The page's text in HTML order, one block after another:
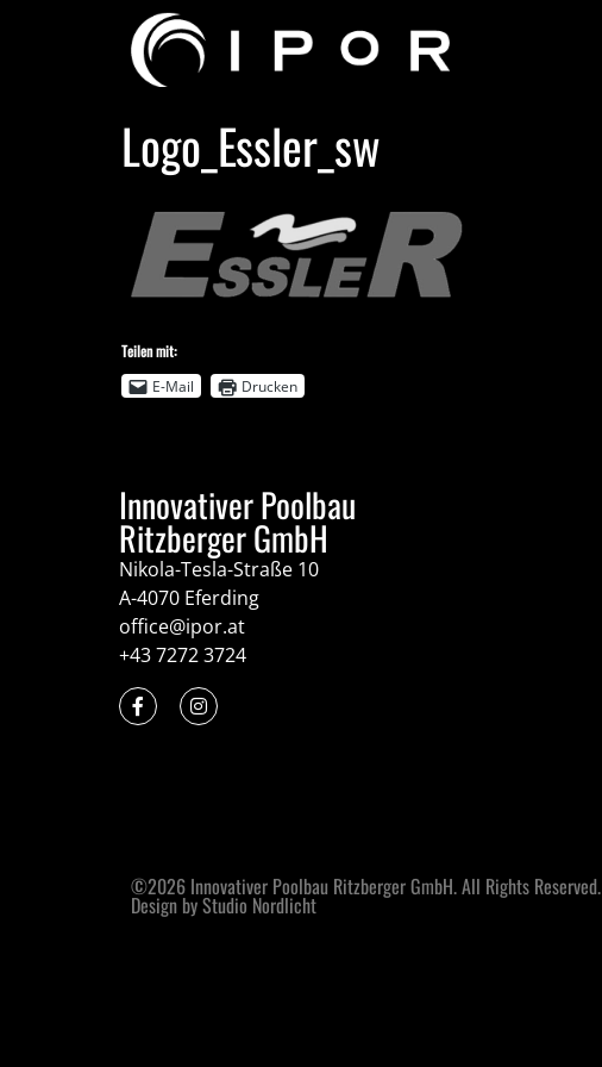
Logo_Essler_sw
Teilen mit:
E-Mail
Drucken
Innovativer Poolbau
Ritzberger GmbH
Nikola-Tesla-Straße 10
A-4070 Eferding
office@ipor.at
+43 7272 3724
©2026 Innovativer Poolbau Ritzberger GmbH. All Rights Reserved.
Design by Studio Nordlicht